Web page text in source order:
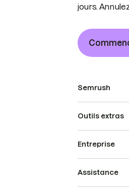
jours.
Semrush
Outils extras
Entreprise
Assistance